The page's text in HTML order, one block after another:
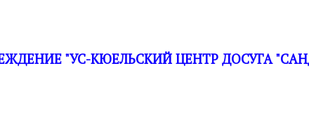
"УС-КЮЕЛЬСКИЙ ЦЕНТР ДОСУГА